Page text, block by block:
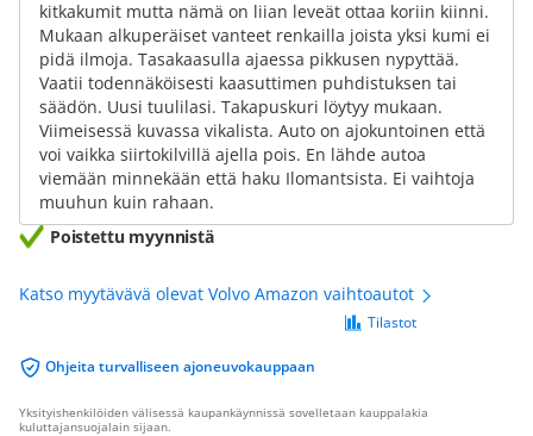
kitkakumit mutta nämä on liian leveät ottaa koriin kiinni.
Mukaan alkuperäiset vanteet renkailla joista yksi kumi ei
pidä ilmoja. Tasakaasulla ajaessa pikkusen nypyttää.
Vaatii todennäköisesti kaasuttimen puhdistuksen tai
säädön. Uusi tuulilasi. Takapuskuri löytyy mukaan.
Viimeisessä kuvassa vikalista. Auto on ajokuntoinen että
voi vaikka siirtokilvillä ajella pois. En lähde autoa
viemään minnekään että haku Ilomantsista. Ei vaihtoja
muuhun kuin rahaan.
Poistettu myynnistä
Katso myytävävä olevat Volvo Amazon vaihtoautot
Ohjeita turvalliseen ajoneuvokauppaan
Tilastot
Yksityishenkilöiden välisessä kaupankäynnissä sovelletaan kauppalakia
kuluttajansuojalain sijaan.